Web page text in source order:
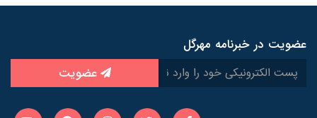
عضویت در خبرنامه مهرگل
عضویت